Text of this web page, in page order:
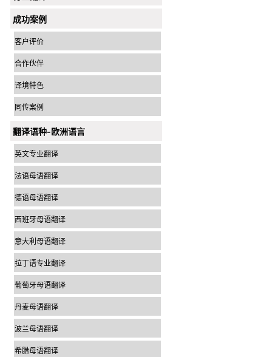
成功案例
客户评价
合作伙伴
译境特色
同传案例
翻译语种-欧洲语言
英文专业翻译
法语母语翻译
德语母语翻译
西班牙母语翻译
意大利母语翻译
拉丁语专业翻译
葡萄牙母语翻译
丹麦母语翻译
波兰母语翻译
希腊母语翻译